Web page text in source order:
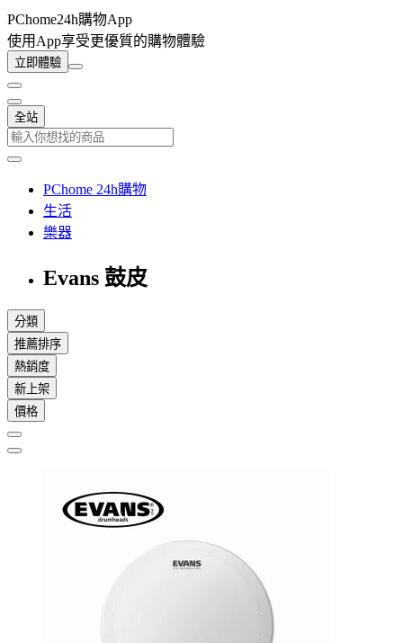
PChome24h購物App
使用App享受更優質的購物體驗
立即體驗
全站
PChome 24h購物
生活
樂器
Evans 鼓皮
分類
推薦排序
熱銷度
新上架
價格